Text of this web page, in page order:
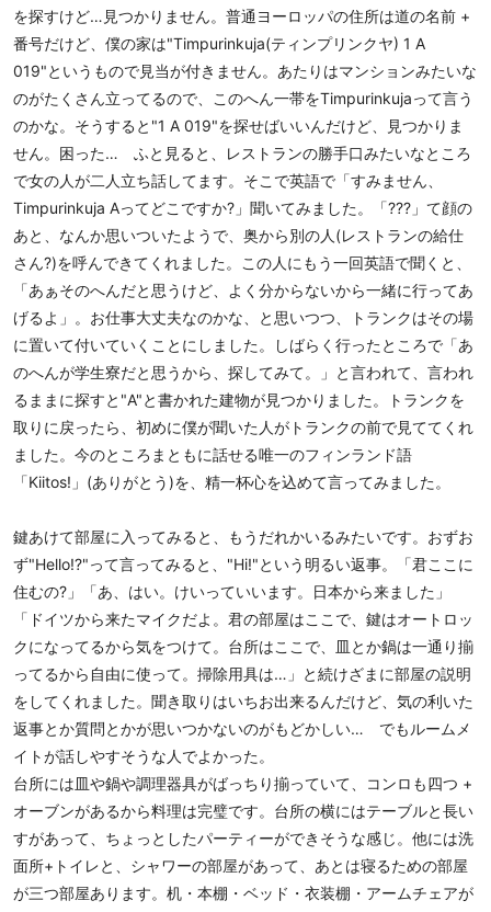
を探すけど…見つかりません。普通ヨーロッパの住所は道の名前 +
番号だけど、僕の家は"Timpurinkuja(ティンプリンクヤ) 1 A
019"というもので見当が付きません。あたりはマンションみたいな
のがたくさん立ってるので、このへん一帯をTimpurinkujaって言う
のかな。そうすると"1 A 019"を探せばいいんだけど、見つかりま
せん。困った… ふと見ると、レストランの勝手口みたいなところ
で女の人が二人立ち話してます。そこで英語で「すみません、
Timpurinkuja Aってどこですか?」聞いてみました。「???」て顔の
あと、なんか思いついたようで、奥から別の人(レストランの給仕
さん?)を呼んできてくれました。この人にもう一回英語で聞くと、
「あぁそのへんだと思うけど、よく分からないから一緒に行ってあ
げるよ」。お仕事大丈夫なのかな、と思いつつ、トランクはその場
に置いて付いていくことにしました。しばらく行ったところで「あ
のへんが学生寮だと思うから、探してみて。」と言われて、言われ
るままに探すと"A"と書かれた建物が見つかりました。トランクを
取りに戻ったら、初めに僕が聞いた人がトランクの前で見ててくれ
ました。今のところまともに話せる唯一のフィンランド語
「Kiitos!」(ありがとう)を、精一杯心を込めて言ってみました。
鍵あけて部屋に入ってみると、もうだれかいるみたいです。おずお
ず"Hello!?"って言ってみると、"Hi!"という明るい返事。「君ここに
住むの?」「あ、はい。けいっていいます。日本から来ました」
「ドイツから来たマイクだよ。君の部屋はここで、鍵はオートロッ
クになってるから気をつけて。台所はここで、皿とか鍋は一通り揃
ってるから自由に使って。掃除用具は…」と続けざまに部屋の説明
をしてくれました。聞き取りはいちお出来るんだけど、気の利いた
返事とか質問とかが思いつかないのがもどかしい… でもルームメ
イトが話しやすそうな人でよかった。
台所には皿や鍋や調理器具がばっちり揃っていて、コンロも四つ +
オーブンがあるから料理は完璧です。台所の横にはテーブルと長い
すがあって、ちょっとしたパーティーができそうな感じ。他には洗
面所+トイレと、シャワーの部屋があって、あとは寝るための部屋
が三つ部屋あります。机・本棚・ベッド・衣装棚・アームチェアが